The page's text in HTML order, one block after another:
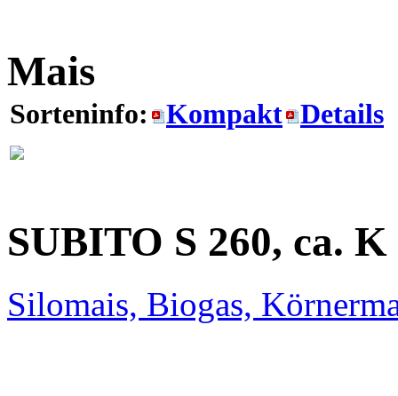
Mais
Sorteninfo: Kompakt Details
SUBITO S 260, ca. K
Silomais, Biogas,